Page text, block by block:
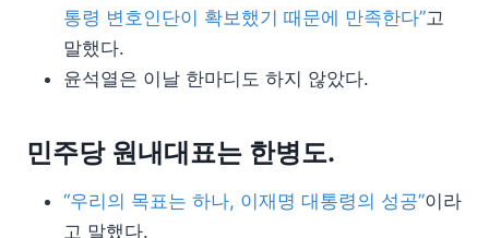
통령 변호인단이 확보했기 때문에 만족한다”고
말했다.
윤석열은 이날 한마디도 하지 않았다.
민주당 원내대표는 한병도.
“우리의 목표는 하나, 이재명 대통령의 성공”이라
고 말했다.